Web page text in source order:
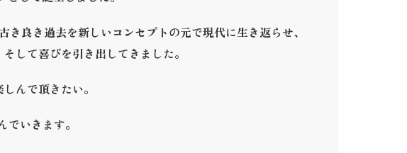
良き過去を新しいコンセプトの元で現代に生き返らせ、
して喜びを引き出してきました。
んで頂きたい。
でいきます。